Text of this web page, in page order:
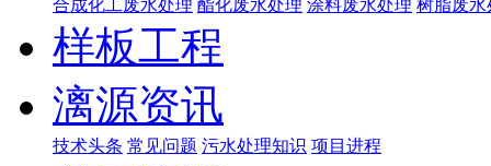
合成化工废水处理 酯化废水处理 涂料废水处理 树脂废水
样板工程
漓源资讯
技术头条 常见问题 污水处理知识 项目进程